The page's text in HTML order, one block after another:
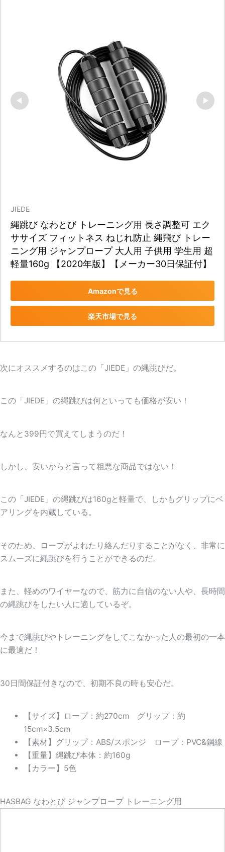
JIEDE
縄跳び なわとび トレーニング用 長さ調整可 エク
ササイズ フィットネス ねじれ防止 縄飛び トレー
ニング用 ジャンプロープ 大人用 子供用 学生用 超
軽量160g 【2020年版】【メーカー30日保証付】
Amazonで見る
楽天市場で見る
次にオススメするのはこの「JIEDE 」の縄跳びだ。
この「JIEDE」の縄跳びは何といっても価格が安い！
なんと399円で買えてしまうのだ！
しかし、安いからと言って粗悪な商品ではない！
この「JIEDE」の縄跳びは160gと軽量で、しかも グリップにベ
アリングを内蔵している。
そのため、ロープがよれたり絡んだりすることがなく、非常に
スムーズに縄跳びを行うことができるのだ。
また、軽めのワイヤーなので、筋力に自信のない人や、長時間
の縄跳びをしたい人に適しているぞ。
今まで縄跳びやトレーニングをしてこなかった人の最初の一本
に最適だ！
30日間保証付きなので、初期不良の時も安心だ。
【サイズ】ロープ：約270cm グリップ：約
15cm×3.5cm
【素材】グリップ：ABS/スポンジ ロープ：PVC&鋼線
【重量】縄跳び本体：約160g
【カラー】5色
HASBAG なわとび ジャンプロープ トレーニング用